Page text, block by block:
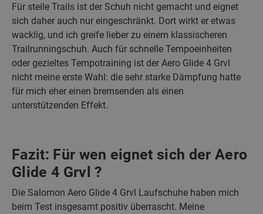
Für steile Trails ist der Schuh nicht gemacht und eignet
sich daher auch nur eingeschränkt. Dort wirkt er etwas
wacklig, und ich greife lieber zu einem klassischeren
Trailrunningschuh. Auch für schnelle Tempoeinheiten
oder gezieltes Tempotraining ist der Aero Glide 4 Grvl
nicht meine erste Wahl: die sehr starke Dämpfung hatte
für mich eher einen bremsenden als einen
unterstützenden Effekt.
Fazit: Für wen eignet sich der Aero
Glide 4 Grvl ?
Die Salomon Aero Glide 4 Grvl Laufschuhe haben mich
beim Test insgesamt positiv überrascht. Meine